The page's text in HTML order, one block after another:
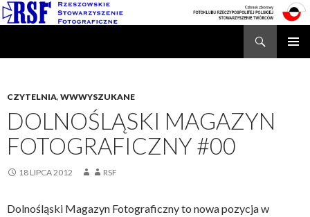
CZYTELNIA, WWWYSZUKANE
DOLNOŚLĄSKI MAGAZYN
FOTOGRAFICZNY #00
18 LIPCA 2012 RSF
Dolnośląski Magazyn Fotograficzny to nowa pozycja w